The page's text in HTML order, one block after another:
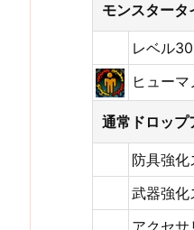
モンスタータ
レベル
ヒューマ
通常ドロップ
防具強化
武器強化